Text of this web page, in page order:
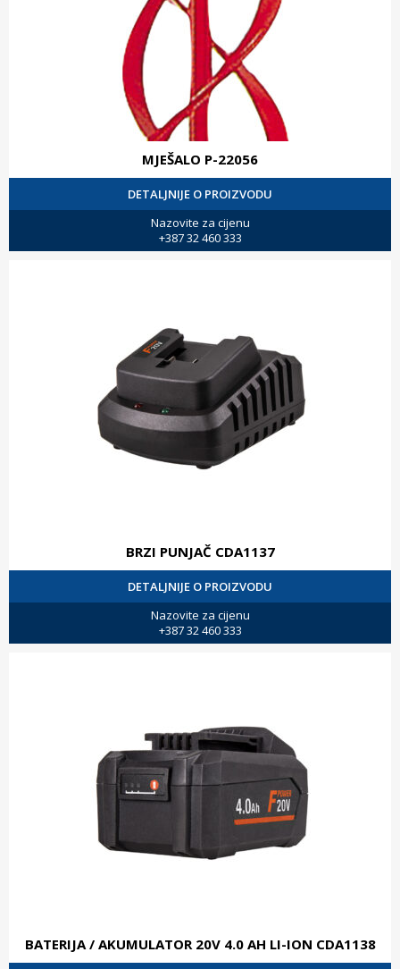
MJEŠALO P-22056
DETALJNIJE O PROIZVODU
Nazovite za cijenu
+387 32 460 333
BRZI PUNJAČ CDA1137
DETALJNIJE O PROIZVODU
Nazovite za cijenu
+387 32 460 333
BATERIJA / AKUMULATOR 20V 4.0 AH LI-ION CDA1138